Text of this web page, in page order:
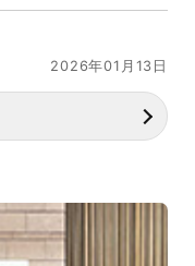
2026年01月13日